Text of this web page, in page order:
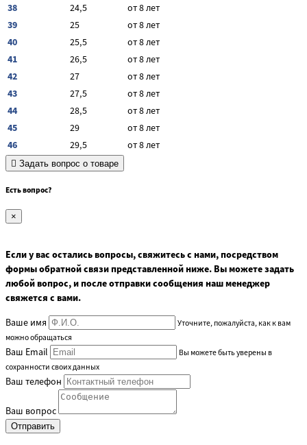
38
24,5
от 8 лет
39
25
от 8 лет
40
25,5
от 8 лет
41
26,5
от 8 лет
42
27
от 8 лет
43
27,5
от 8 лет
44
28,5
от 8 лет
45
29
от 8 лет
46
29,5 от 8 лет
Задать вопрос о товаре
Есть вопрос?
×
Если у вас остались вопросы, свяжитесь с нами, посредством
формы обратной связи представленной ниже. Вы можете задать
любой вопрос, и после отправки сообщения наш менеджер
свяжется с вами.
Ваше имя
Уточните, пожалуйста, как к вам
можно обращаться
Ваш Email
Вы можете быть уверены в
сохранности своих данных
Ваш телефон
Ваш вопрос